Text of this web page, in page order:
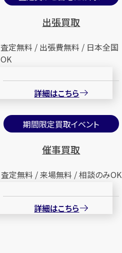
出張買取
査定無料 / 出張費無料 / 日本全国
OK
詳細はこちら
期間限定買取イベント
催事買取
査定無料 / 来場無料 / 相談のみOK
詳細はこちら